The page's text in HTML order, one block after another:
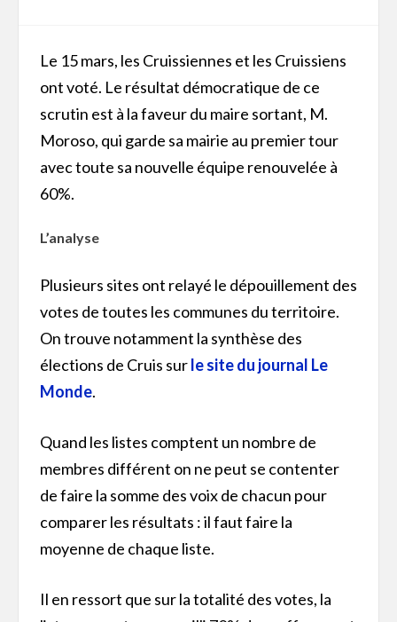
Le 15 mars, les Cruissiennes et les Cruissiens
ont voté. Le résultat démocratique de ce
scrutin est à la faveur du maire sortant, M.
Moroso, qui garde sa mairie au premier tour
avec toute sa nouvelle équipe renouvelée à
60%.
L’analyse
Plusieurs sites ont relayé le dépouillement des
votes de toutes les communes du territoire.
On trouve notamment la synthèse des
élections de Cruis surle site du journal Le
Monde.
Quand les listes comptent un nombre de
membres différent on ne peut se contenter
de faire la somme des voix de chacun pour
comparer les résultats : il faut faire la
moyenne de chaque liste.
Il en ressort que sur la totalité des votes, la